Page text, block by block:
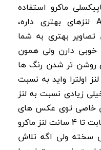
اولترا واید و 5 مگاپیکسلی ماکرو استفاده
میکنه که به نسبت گوشی A24 لنزهای بهتری داره،
بهتری به شما
دارن ولی همون
تر شدن رنگ ها
اولترا واید به نسبت
زیادی نسبت به لنز
خاصی توی عکس های
اون دیده نمیشه. به خاطر فوکوس ثابت تا 4 سانت لنز ماکرو
سخته ولی اگه تلاش